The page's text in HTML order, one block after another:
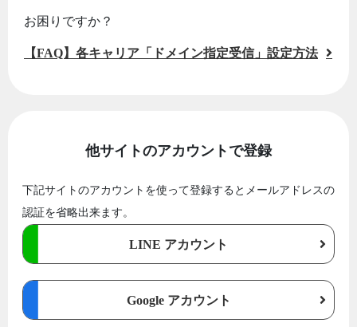
お困りですか？
【FAQ】各キャリア「ドメイン指定受信」設定方法
他サイトのアカウントで登録
下記サイトのアカウントを使って登録するとメールアドレスの
認証を省略出来ます。
LINE アカウント
Google アカウント